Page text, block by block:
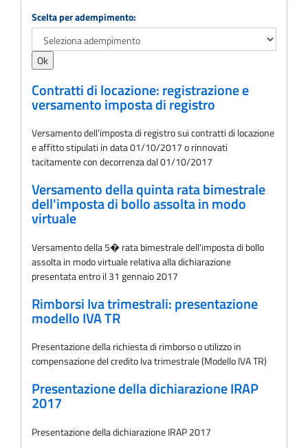
Adempimento
Scelta per adempimento:
Contratti di locazione: registrazione e
versamento imposta di registro
Versamento dell'imposta di registro sui contratti di locazione
e affitto stipulati in data 01/10/2017 o rinnovati
tacitamente con decorrenza dal 01/10/2017
Versamento della quinta rata bimestrale
dell'imposta di bollo assolta in modo
virtuale
Versamento della 5� rata bimestrale dell'imposta di bollo
assolta in modo virtuale relativa alla dichiarazione
presentata entro il 31 gennaio 2017
Rimborsi Iva trimestrali: presentazione
modello IVA TR
Presentazione della richiesta di rimborso o utilizzo in
compensazione del credito Iva trimestrale (Modello IVA TR)
Presentazione della dichiarazione IRAP
2017
Presentazione della dichiarazione IRAP 2017